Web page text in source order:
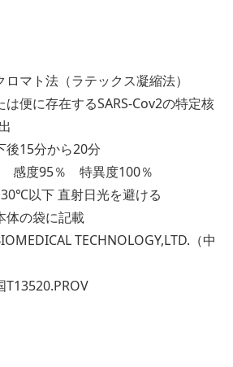
マト法（ラテックス凝縮法）
便に存在するSARS-Cov2の特定核
後15分から20分
感度95％ 特異度100％
以下 直射日光を避ける
体の袋に記載
TECHNOLOGY,LTD.（中
T13520.PROV